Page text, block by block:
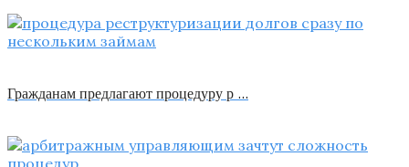
Гражданам предлагают процедуру р …